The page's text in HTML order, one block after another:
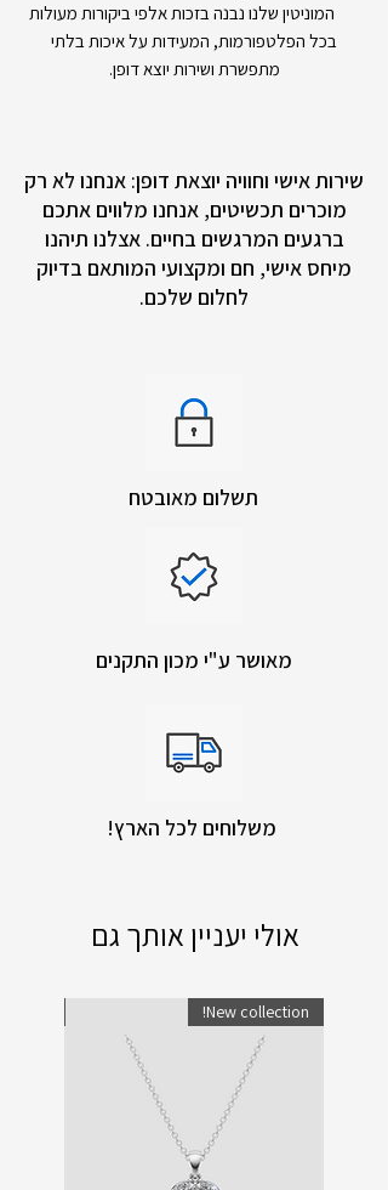
המוניטין שלנו נבנה בזכות אלפי ביקורות מעולות
בכל הפלטפורמות, המעידות על איכות בלתי
מתפשרת ושירות יוצא דופן.
שירות אישי וחוויה יוצאת דופן: אנחנו לא רק
מוכרים תכשיטים, אנחנו מלווים אתכם
ברגעים המרגשים בחיים. אצלנו תיהנו
מיחס אישי, חם ומקצועי המותאם בדיוק
לחלום שלכם.
תשלום מאובטח
מאושר ע"י מכון התקנים
אולי יעניין אותך גם
New collection!